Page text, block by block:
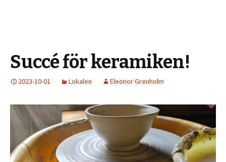
Succé för keramiken!
2023-10-01 Lokalen Eleonor Grenholm